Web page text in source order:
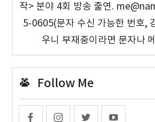
작> 분야 4회 방송 출연.
5-0605(문자 수신 가능한 번호,
우니 부재중이라면 문자나
Follow Me